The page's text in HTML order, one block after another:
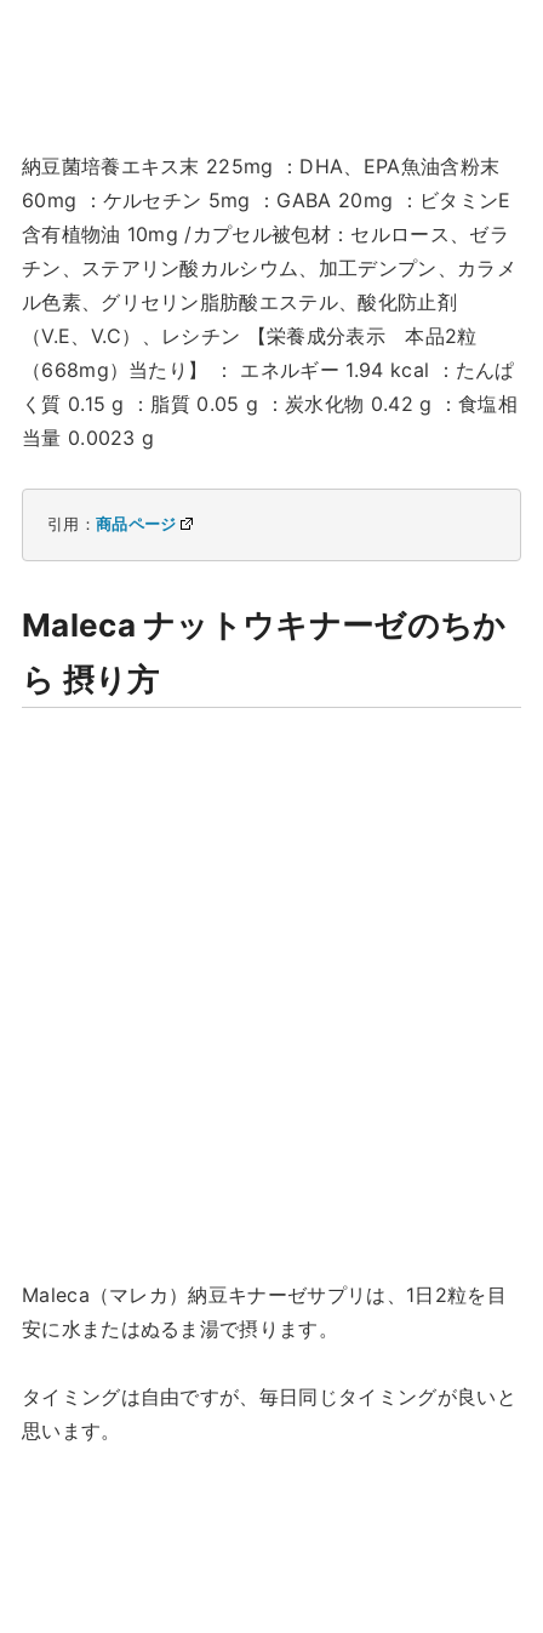
納豆菌培養エキス末 225mg ：DHA、EPA魚油含粉末
60mg ：ケルセチン 5mg ：GABA 20mg ：ビタミンE
含有植物油 10mg /カプセル被包材：セルロース、ゼラ
チン、ステアリン酸カルシウム、加工デンプン、カラメ
ル色素、グリセリン脂肪酸エステル、酸化防止剤
（V.E、V.C）、レシチン 【栄養成分表示 本品2粒
（668mg）当たり】 ： エネルギー 1.94 kcal ：たんぱ
く質 0.15 g ：脂質 0.05 g ：炭水化物 0.42 g ：食塩相
当量 0.0023 g
引用： 商品ページ
Maleca ナットウキナーゼのちか
ら 摂り方
Maleca（マレカ）納豆キナーゼサプリは、1日2粒を目
安に水またはぬるま湯で摂ります。
タイミングは自由ですが、毎日同じタイミングが良いと
思います。